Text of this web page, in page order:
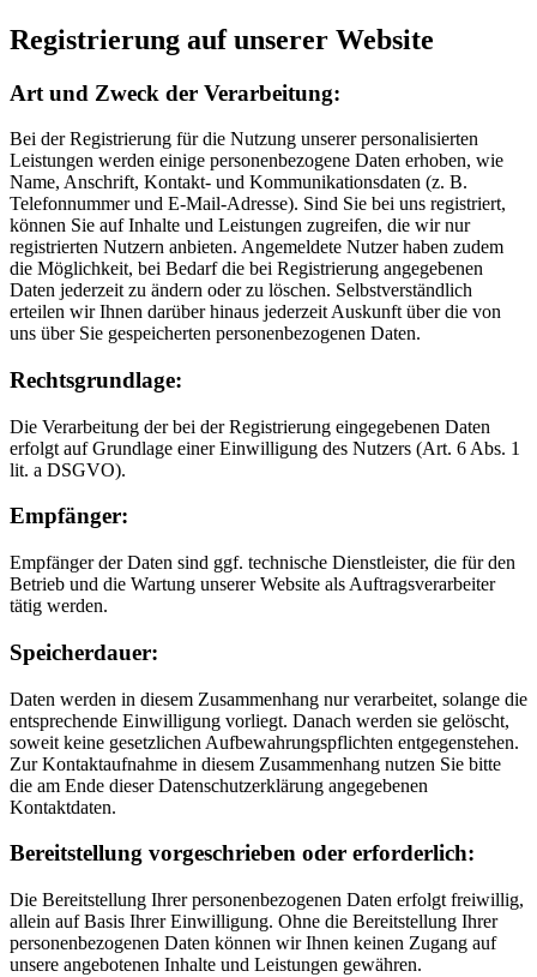
Registrierung auf unserer Website
Art und Zweck der Verarbeitung:
Bei der Registrierung für die Nutzung unserer personalisierten
Leistungen werden einige personenbezogene Daten erhoben, wie
Name, Anschrift, Kontakt- und Kommunikationsdaten (z. B.
Telefonnummer und E-Mail-Adresse). Sind Sie bei uns registriert,
können Sie auf Inhalte und Leistungen zugreifen, die wir nur
registrierten Nutzern anbieten. Angemeldete Nutzer haben zudem
die Möglichkeit, bei Bedarf die bei Registrierung angegebenen
Daten jederzeit zu ändern oder zu löschen. Selbstverständlich
erteilen wir Ihnen darüber hinaus jederzeit Auskunft über die von
uns über Sie gespeicherten personenbezogenen Daten.
Rechtsgrundlage:
Die Verarbeitung der bei der Registrierung eingegebenen Daten
erfolgt auf Grundlage einer Einwilligung des Nutzers (Art. 6 Abs. 1
lit. a DSGVO).
Empfänger:
Empfänger der Daten sind ggf. technische Dienstleister, die für den
Betrieb und die Wartung unserer Website als Auftragsverarbeiter
tätig werden.
Speicherdauer:
Daten werden in diesem Zusammenhang nur verarbeitet, solange die
entsprechende Einwilligung vorliegt. Danach werden sie gelöscht,
soweit keine gesetzlichen Aufbewahrungspflichten entgegenstehen.
Zur Kontaktaufnahme in diesem Zusammenhang nutzen Sie bitte
die am Ende dieser Datenschutzerklärung angegebenen
Kontaktdaten.
Bereitstellung vorgeschrieben oder erforderlich:
Die Bereitstellung Ihrer personenbezogenen Daten erfolgt freiwillig,
allein auf Basis Ihrer Einwilligung. Ohne die Bereitstellung Ihrer
personenbezogenen Daten können wir Ihnen keinen Zugang auf
unsere angebotenen Inhalte und Leistungen gewähren.